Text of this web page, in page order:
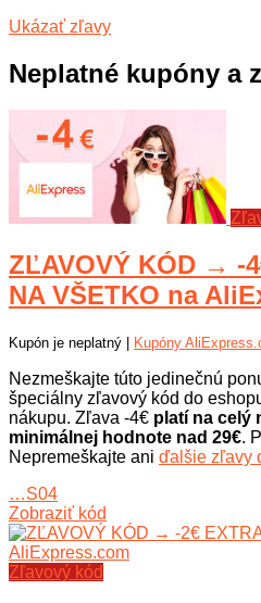
Ukázať zľavy
Neplatné kupóny a
ZĽAVOVÝ KÓD → -
NA VŠETKO na
Kupón je neplatný | Kupóny
Nezmeškajte túto jedinečnú
špeciálny zľavový kód do
nákupu. Zľava -4€ platí na celý
minimálnej hodnote nad 29€.
Nepremeškajte ani ďalšie zľavy
…S04
Zobraziť kód
Zľavový kód